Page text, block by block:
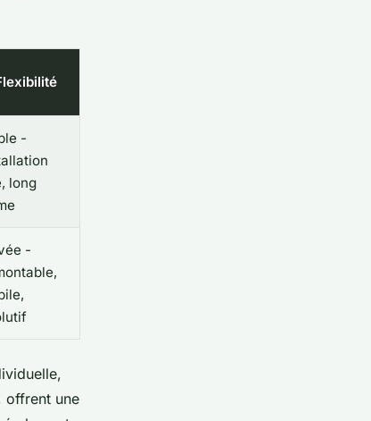
-
long
-
offrent une